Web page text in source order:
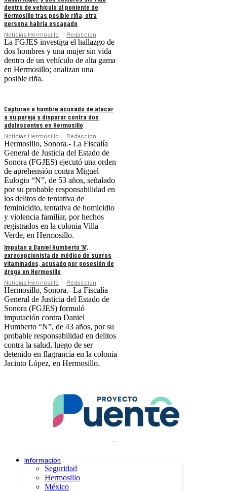
dentro de vehículo al poniente de
Hermosillo tras posible riña, otra
persona habría escapado
Noticias Hermosillo Redacción
La FGJES investiga el hallazgo de
dos hombres y una mujer sin vida
dentro de un vehículo de alta gama
en Hermosillo; analizan una
posible riña.
Capturan a hombre acusado de atacar
a su pareja y disparar contra dos
adolescentes en Hermosillo
Noticias Hermosillo Redacción
Hermosillo, Sonora.- La Fiscalía
General de Justicia del Estado de
Sonora (FGJES) ejecutó una orden
de aprehensión contra Miguel
Eulogio “N”, de 53 años, señalado
por su probable responsabilidad en
los delitos de tentativa de
feminicidio, tentativa de homicidio
y violencia familiar, por hechos
registrados en la colonia Villa
Verde, en Hermosillo.
Imputan a Daniel Humberto ‘N’,
exrecepcionista de médico de sueros
vitaminados, acusado por posesión de
droga en Hermosillo
Noticias Hermosillo Redacción
Hermosillo, Sonora.- La Fiscalía
General de Justicia del Estado de
Sonora (FGJES) formuló
imputación contra Daniel
Humberto “N”, de 43 años, por su
probable responsabilidad en delitos
contra la salud, luego de ser
detenido en flagrancia en la colonia
Jacinto López, en Hermosillo.
.
Información
Seguridad
Hermosillo
México